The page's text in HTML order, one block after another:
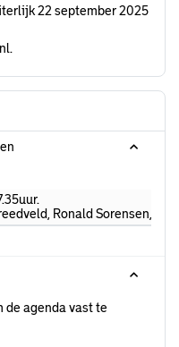
22 september 2025
Ronald Sorensen,
de agenda vast te